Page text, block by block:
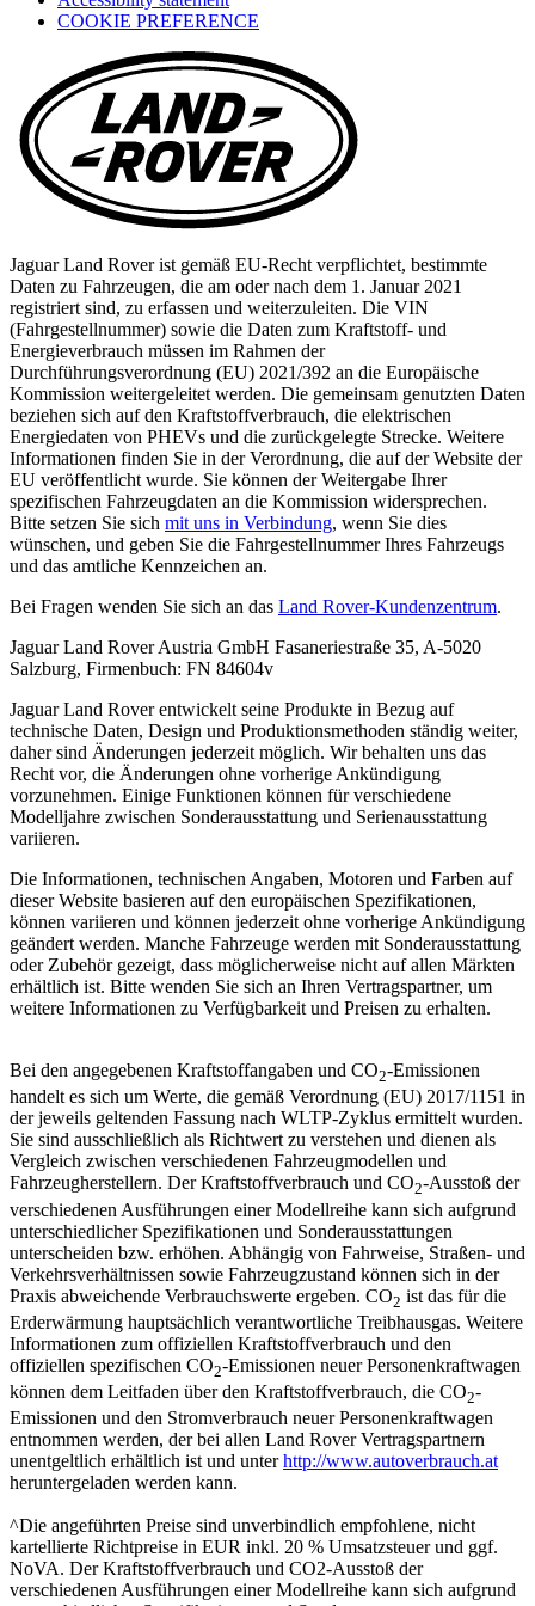
a
tab)
COOKIE PREFERENCE
Jaguar Land Rover ist gemäß EU-Recht verpflichtet, bestimmte
Daten zu Fahrzeugen, die am oder nach dem 1. Januar 2021
registriert sind, zu erfassen und weiterzuleiten. Die VIN
(Fahrgestellnummer) sowie die Daten zum Kraftstoff- und
Energieverbrauch müssen im Rahmen der
Durchführungsverordnung (EU) 2021/392 an die Europäische
Kommission weitergeleitet werden. Die gemeinsam genutzten Daten
beziehen sich auf den Kraftstoffverbrauch, die elektrischen
Energiedaten von PHEVs und die zurückgelegte Strecke. Weitere
Informationen finden Sie in der Verordnung, die auf der Website der
EU veröffentlicht wurde. Sie können der Weitergabe Ihrer
spezifischen Fahrzeugdaten an die Kommission widersprechen.
Bitte setzen Sie sich mit uns in Verbindung, wenn Sie dies
wünschen, und geben Sie die Fahrgestellnummer Ihres Fahrzeugs
und das amtliche Kennzeichen an.
Bei Fragen wenden Sie sich an das Land Rover-Kundenzentrum.
Jaguar Land Rover Austria GmbH Fasaneriestraße 35, A-5020
Salzburg, Firmenbuch: FN 84604v
Jaguar Land Rover entwickelt seine Produkte in Bezug auf
technische Daten, Design und Produktionsmethoden ständig weiter,
daher sind Änderungen jederzeit möglich. Wir behalten uns das
Recht vor, die Änderungen ohne vorherige Ankündigung
vorzunehmen. Einige Funktionen können für verschiedene
Modelljahre zwischen Sonderausstattung und Serienausstattung
variieren.
Die Informationen, technischen Angaben, Motoren und Farben auf
dieser Website basieren auf den europäischen Spezifikationen,
können variieren und können jederzeit ohne vorherige Ankündigung
geändert werden. Manche Fahrzeuge werden mit Sonderausstattung
oder Zubehör gezeigt, dass möglicherweise nicht auf allen Märkten
erhältlich ist. Bitte wenden Sie sich an Ihren Vertragspartner, um
weitere Informationen zu Verfügbarkeit und Preisen zu erhalten.
Bei den angegebenen Kraftstoffangaben und CO2-Emissionen
handelt es sich um Werte, die gemäß Verordnung (EU) 2017/1151 in
der jeweils geltenden Fassung nach WLTP-Zyklus ermittelt wurden.
Sie sind ausschließlich als Richtwert zu verstehen und dienen als
Vergleich zwischen verschiedenen Fahrzeugmodellen und
Fahrzeugherstellern. Der Kraftstoffverbrauch und CO2-Ausstoß der
verschiedenen Ausführungen einer Modellreihe kann sich aufgrund
unterschiedlicher Spezifikationen und Sonderausstattungen
unterscheiden bzw. erhöhen. Abhängig von Fahrweise, Straßen- und
Verkehrsverhältnissen sowie Fahrzeugzustand können sich in der
Praxis abweichende Verbrauchswerte ergeben. CO2 ist das für die
Erderwärmung hauptsächlich verantwortliche Treibhausgas. Weitere
Informationen zum offiziellen Kraftstoffverbrauch und den
offiziellen spezifischen CO2-Emissionen neuer Personenkraftwagen
können dem Leitfaden über den Kraftstoffverbrauch, die CO2-
Emissionen und den Stromverbrauch neuer Personenkraftwagen
entnommen werden, der bei allen Land Rover Vertragspartnern
unentgeltlich erhältlich ist und unterhttp://www.autoverbrauch.at
heruntergeladen werden kann.
^Die angeführten Preise sind unverbindlich empfohlene, nicht
kartellierte Richtpreise in EUR inkl. 20 % Umsatzsteuer und ggf.
NoVA. Der Kraftstoffverbrauch und CO2-Ausstoß der
verschiedenen Ausführungen einer Modellreihe kann sich aufgrund